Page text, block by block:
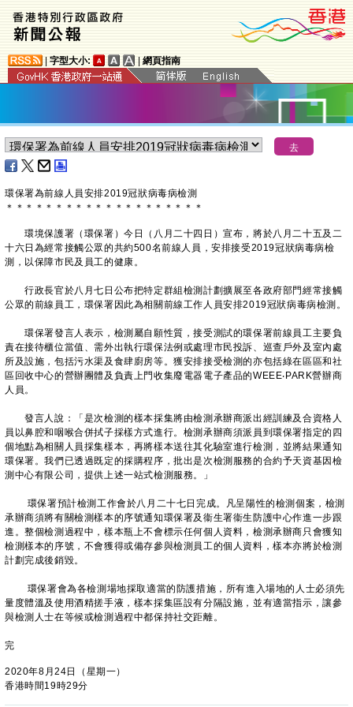
字型大小: 網頁指南
環保署為前線人員安排2019冠狀病毒病檢測
＊ ＊ ＊ ＊ ＊ ＊ ＊ ＊ ＊ ＊ ＊ ＊ ＊ ＊ ＊ ＊ ＊ ＊ ＊ ＊
環境保護署（環保署）今日（八月二十四日）宣布，將於八月二十五及二
十六日為經常接觸公眾的共約500名前線人員，安排接受2019冠狀病毒病檢
測，以保障市民及員工的健康。
行政長官於八月七日公布把特定群組檢測計劃擴展至各政府部門經常接觸
公眾的前線員工，環保署因此為相關前線工作人員安排2019冠狀病毒病檢測。
環保署發言人表示，檢測屬自願性質，接受測試的環保署前線員工主要負
責在接待櫃位當值、需外出執行環保法例或處理市民投訴、巡查戶外及室內處
所及設施，包括污水渠及食肆廚房等。獲安排接受檢測的亦包括綠在區區和社
區回收中心的營辦團體及負責上門收集廢電器電子產品的WEEE‧PARK營辦商
人員。
發言人說：「是次檢測的樣本採集將由檢測承辦商派出經訓練及合資格人
員以鼻腔和咽喉合併拭子採樣方式進行。檢測承辦商須派員到環保署指定的四
個地點為相關人員採集樣本，再將樣本送往其化驗室進行檢測，並將結果通知
環保署。我們已透過既定的採購程序，批出是次檢測服務的合約予天資基因檢
測中心有限公司，提供上述一站式檢測服務。」
環保署預計檢測工作會於八月二十七日完成。凡呈陽性的檢測個案，檢測
承辦商須將有關檢測樣本的序號通知環保署及衞生署衞生防護中心作進一步跟
進。整個檢測過程中，樣本瓶上不會標示任何個人資料，檢測承辦商只會獲知
檢測樣本的序號，不會獲得或備存參與檢測員工的個人資料，樣本亦將於檢測
計劃完成後銷毀。
環保署會為各檢測場地採取適當的防護措施，所有進入場地的人士必須先
量度體溫及使用酒精搓手液，樣本採集區設有分隔設施，並有適當指示，讓參
與檢測人士在等候或檢測過程中都保持社交距離。
完
2020年8月24日（星期一）
香港時間19時29分